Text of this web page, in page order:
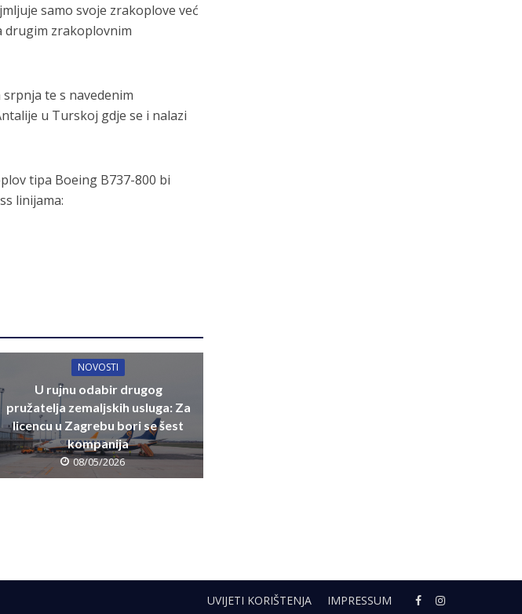
samo svoje zrakoplove već
drugim zrakoplovnim
te s navedenim
u Turskoj gdje se i nalazi
tipa Boeing B737-800 bi
linijama:
NOVOSTI
U rujnu odabir drugog
pružatelja zemaljskih usluga: Za
licencu u Zagrebu bori se šest
kompanija
08/05/2026
UVIJETI KORIŠTENJA IMPRESSUM